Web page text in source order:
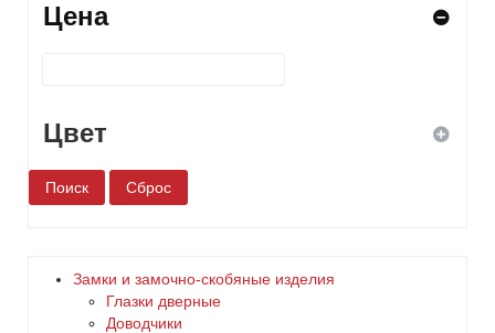
Цена
Цвет
белый
Замки и замочно-скобяные изделия
Глазки дверные
Доводчики